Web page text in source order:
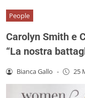
People
Carolyn Smith e
“La nostra
Bianca Gallo - 25